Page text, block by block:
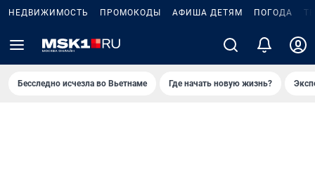
НЕДВИЖИМОСТЬ ПРОМОКОДЫ АФИША ДЕТЯМ ПОГОДА
Бесследно исчезла во Вьетнаме Где начать новую жизнь?